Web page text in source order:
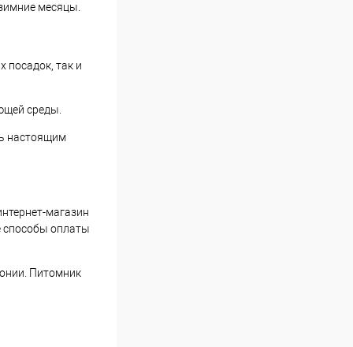
месяцы.
посадок, так и
среды.
настоящим
магазин
способы оплаты
Питомник